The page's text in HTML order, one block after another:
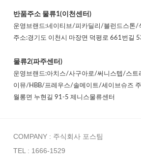
반품주소 물류1(이천센터)
운영브랜드:네이티브/피카딜리/블런드스톤/
주소:경기도 이천시 마장면 덕평로 661번길
물류2(파주센터)
운영브랜드:아치스/사구아로/써니스텝/스트
이뮤/HBB/프레우스/솔메이트/세이브슈즈 주
월롱면 누현길 91-5 제니스물류센터
COMPANY : 주식회사 포스팀
TEL : 1666-1529